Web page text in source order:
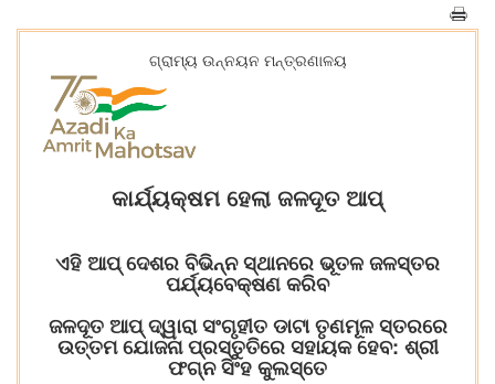
ଗ୍ରାମ୍ୟ ଉନ୍ନୟନ ମନ୍ତ୍ରଣାଳୟ
କାର୍ଯ୍ୟକ୍ଷମ ହେଲା ଜଳଦୂତ ଆପ୍
ଏହି ଆପ୍ ଦେଶର ବିଭିନ୍ନ ସ୍ଥାନରେ ଭୂତଳ ଜଳସ୍ତର
ପର୍ଯ୍ୟବେକ୍ଷଣ କରିବ
ଜଳଦୂତ ଆପ୍ ଦ୍ୱାରା ସଂଗୃହୀତ ଡାଟା ତୃଣମୂଳ ସ୍ତରରେ
ଉତ୍ତମ ଯୋଜନା ପ୍ରସ୍ତୁତିରେ ସହାୟକ ହେବ: ଶ୍ରୀ
ଫଗ୍‌ନ ସିଂହ କୁଲସ୍ତେ